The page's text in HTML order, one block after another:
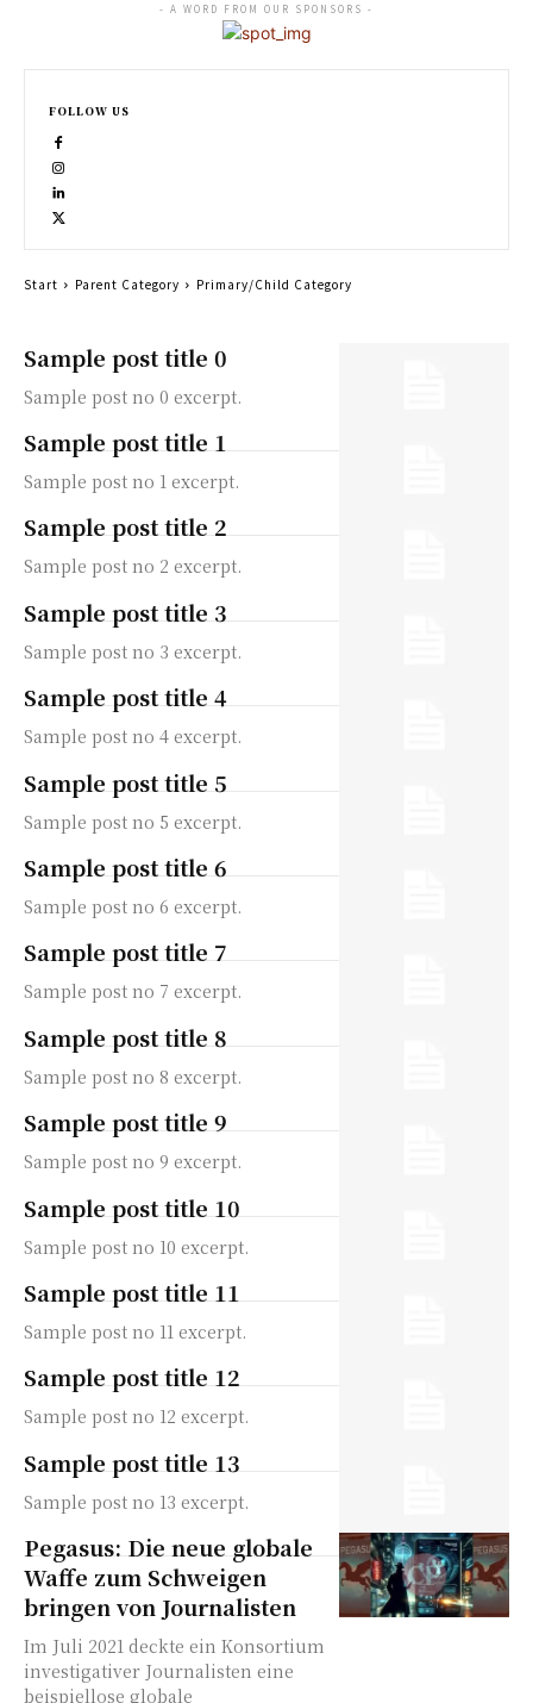
Sample post title 0
Sample post no 0 excerpt.
Sample post title 1
Sample post no 1 excerpt.
Sample post title 2
Sample post no 2 excerpt.
Sample post title 3
Sample post no 3 excerpt.
Sample post title 4
Sample post no 4 excerpt.
Sample post title 5
Sample post no 5 excerpt.
Sample post title 6
Sample post no 6 excerpt.
Sample post title 7
Sample post no 7 excerpt.
Sample post title 8
Sample post no 8 excerpt.
Sample post title 9
Sample post no 9 excerpt.
Sample post title 10
Sample post no 10 excerpt.
Sample post title 11
Sample post no 11 excerpt.
Sample post title 12
Sample post no 12 excerpt.
Sample post title 13
Sample post no 13 excerpt.
Pegasus: Die neue globale
Waffe zum Schweigen
bringen von Journalisten
Im Juli 2021 deckte ein Konsortium
investigativer Journalisten eine
beispiellose globale
- A WORD FROM OUR SPONSORS -
FOLLOW US
Start Parent Category Primary/Child Category